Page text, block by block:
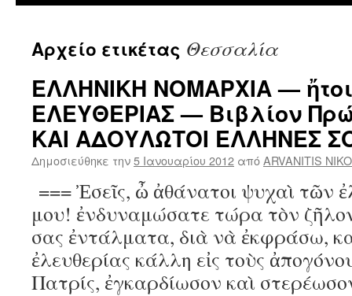
Αρχείο ετικέτας Θεσσαλία
ΕΛΛΗΝΙΚΗ ΝΟΜΑΡΧΙΑ —
ΕΛΕΥΘΕΡΙΑΣ — Βιβλίον
ΚΑΙ ΑΔΟΥΛΩΤΟΙ ΕΛΛΗΝΕΣ
Δημοσιεύθηκε την5 Ιανουαρίου 2012 απόARVANITIS
=== Ἐσεῖς, ὦ ἀθάνατοι ψυχαὶ τῶν
μου! ἐνδυναμώσατε τώρα τὸν
σας ἐντάλματα, διὰ νὰ ἐκφράσω,
ἐλευθερίας κάλλη εἰς τοὺς
Πατρίς, ἐγκαρδίωσον καὶ